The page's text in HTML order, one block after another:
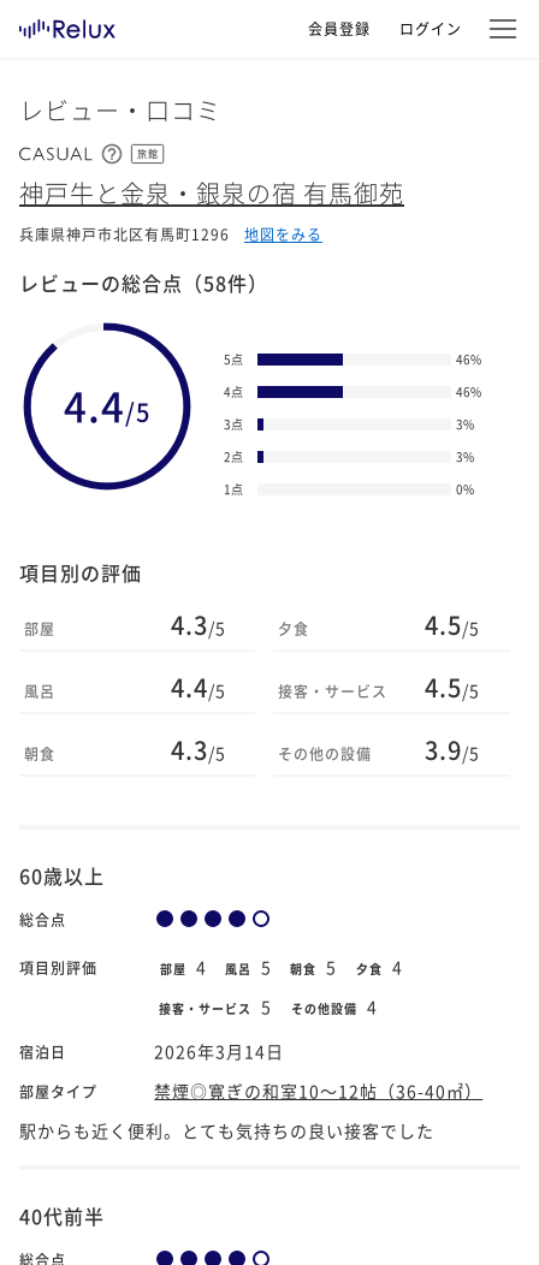
会員登録 ログイン
レビュー・口コミ
旅館
神戸牛と金泉・銀泉の宿 有馬御苑
兵庫県神戸市北区有馬町1296 地図をみる
レビューの総合点 （58件）
4.4/5
5点 46%
4点
46%
3点
3%
2点
3%
1点
0%
項目別の評価
部屋 4.3/5
風呂 4.4/5
朝食 4.3/5
夕食 4.5/5
接客・サービス 4.5/5
その他の設備 3.9/5
60歳以上
総合点
項目別評価 部屋 4 風呂 5 朝食 5 夕食 4
接客・サービス 5 その他設備 4
宿泊日 2026年3月14日
部屋タイプ
禁煙◎寛ぎの和室10～12帖（36-40㎡）
駅からも近く便利。とても気持ちの良い接客でした
40代前半
総合点